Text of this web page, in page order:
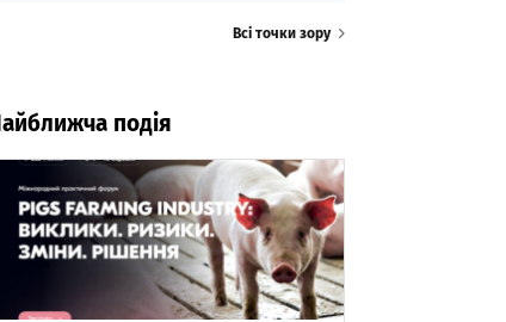
Всі точки зору
подія